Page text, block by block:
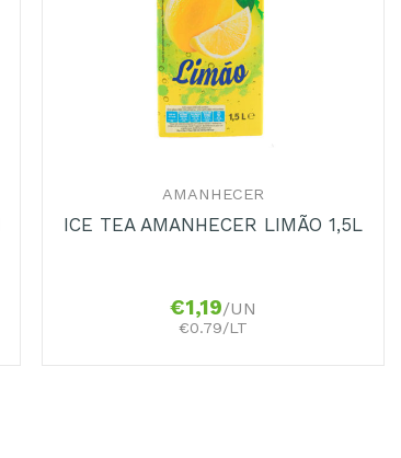
AMANHECER
ICE TEA AMANHECER LIMÃO 1,5L
€1,19/UN
€0.79/LT